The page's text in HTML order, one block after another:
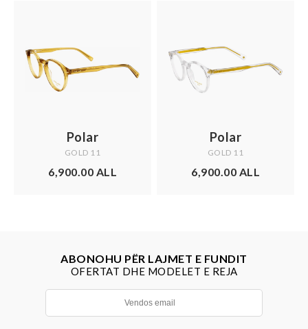
Polar
GOLD 11
6,900.00 ALL
Polar
GOLD 11
6,900.00 ALL
ABONOHU PËR LAJMET E FUNDIT
OFERTAT DHE MODELET E REJA